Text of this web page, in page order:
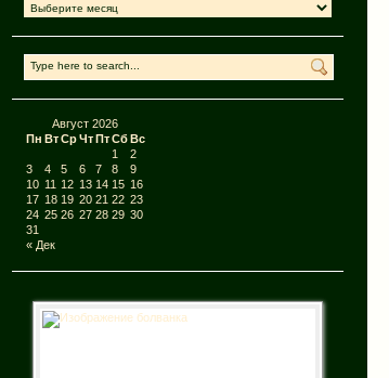
Август 2026
Пн ВтСрЧтПтСбВс
« Дек
1
2
3
4 5 6 7 8
9
10 11 12 13 14 15 16
17 18 19 20 21 22 23
24 25 26 27 28 29 30
31